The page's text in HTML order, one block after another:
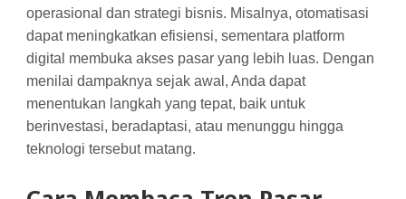
operasional dan strategi bisnis. Misalnya, otomatisasi
dapat meningkatkan efisiensi, sementara platform
digital membuka akses pasar yang lebih luas. Dengan
menilai dampaknya sejak awal, Anda dapat
menentukan langkah yang tepat, baik untuk
berinvestasi, beradaptasi, atau menunggu hingga
teknologi tersebut matang.